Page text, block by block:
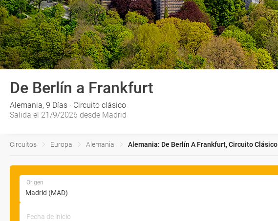
De Berlín a Frankfurt
Alemania, 9 Días · Circuito clásico
Salida el 21/9/2026 desde Madrid
Circuitos Europa Alemania Alemania: De Berlín A Frankfurt, Circuito Clásico
Origen
Fecha de inicio